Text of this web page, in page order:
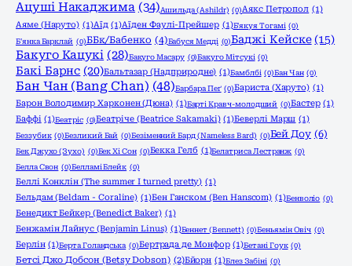
Ацуші Накаджима (34)Ашильда (Ashildr) (0)Аякс Петропол (1)
Аяме (Наруто) (1)Аїд (1)Аїден Фаулі-Прейшер (1)Б'якуя Тогамі (0)
Б'янка Барклай (0)ББк/Бабенко (4)Бабуся Медді (0)Баджі Кейске (15)
Бакуго Кацукі (28)Бакуго Масару (0)Бакуго Мітсукі (0)
Бакі Барнс (20)Бальтазар (Надприродне) (1)Бамблбі (0)Бан Чан (0)
Бан Чан (Bang Chan) (48)Барбара Пеґ (0)Бариста (Харуто) (1)
Барон Володимир Харконен (Дюна) (1)Барті Кравч-молодший (0)Бастер (1)
Баффі (1)Беатріс (0)Беатріче (Beatrice Sakamaki) (1)Беверлі Марш (1)
Беззубик (0)Безликий Бай (0)Безіменний Бард (Nameless Bard) (0)Бей Доу (6)
Бек Джухо (Зухо) (0)Бек Хі Сон (0)Бекка Гелб (1)Белатриса Лестранж (0)
Белла Свон (0)Белламі Блейк (0)
Беллі Конклін (The summer I turned pretty) (1)
Бельдам (Beldam - Coraline) (1)Бен Ганском (Ben Hanscom) (1)Бенволіо (0)
Бенедикт Бейкер (Benedict Baker) (1)
Бенжамін Лайнус (Benjamin Linus) (1)Беннет (Bennett) (0)Беньямін Овіч (0)
Берлін (1)Берта Голандська (0)Бертрада де Монфор (1)Бетані Гоук (0)
Бетсі Джо Добсон (Betsy Dobson) (2)Бйорн (1)Блез Забіні (0)